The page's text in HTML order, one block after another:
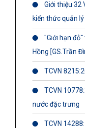
Giới thiệu 32
kiến thức quản
"Giới hạn
Hồng [GS.Trần
TCVN
TCVN
nước đặc trưng
TCVN